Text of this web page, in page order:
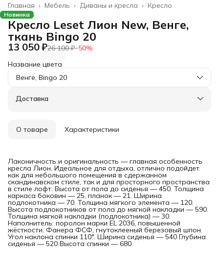
Кресло
Диваны и кресла ›
Мебель ›
Главная ›
Новинка
Кресло Leset Лион New, Венге,
ткань Bingo 20
13 050 ₽26 100 ₽−50%
Название цвета
Венге, Bingo 20
Доставка
О товаре Характеристики
Лаконичность и оригинальность — главная особенность
кресла Лион. Идеальное для отдыха, отлично подойдет
как для небольшого помещения в сдержанном
скандинавском стиле, так и для просторного пространства
в стиле лофт. Высота от пола до сиденья — 450. Толщина
каркаса боковин — 25, планок — 21. Ширина
подлокотника — 70. Толщина мягкого элемента — 120.
Высота подлокотников от пола до мягкой накладки — 590.
Толщина мягкой накладки (подлокотника) — 30.
Наполнитель: поролон марки EL 2036, повышенной
жёсткости. Фанера ФСФ, гнутоклееный березовый шпон.
Угол наклона спинки 110°. Ширина сиденья — 540 Глубина
сиденья — 520 Высота спинки — 680